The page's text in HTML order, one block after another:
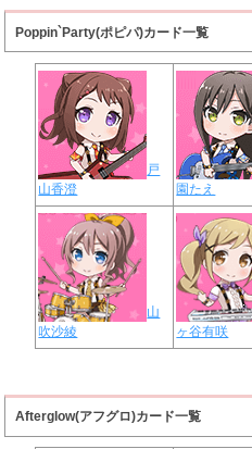
Poppin`Party(ポピパ)カード一覧
戸
山香澄
園たえ
山
吹沙綾
ヶ谷有咲
Afterglow(アフグロ)カード一覧